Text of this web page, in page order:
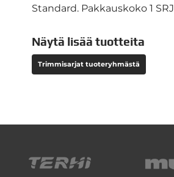
Standard. Pakkauskoko 1 SRJ
Näytä lisää tuotteita
Trimmisarjat tuoteryhmästä